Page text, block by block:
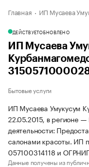
Главная ИП Мусаева
ДЕЙСТВУЕТОБНОВЛЕНО
ИП Мусаева
Бытовые услуги
ИП Мусаева Умукусум
22.05.2015, в регионе
деятельности:
салонами красоты. ИП
057100314118 и
Данные получены из